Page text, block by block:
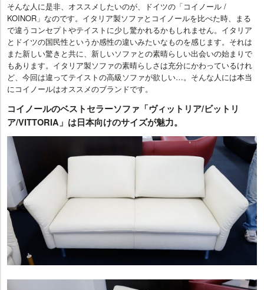
そんな人に是非、オススメしたいのが、ドイツの「コイノール /
KOINOR」なのです。イタリア製ソファとコイノールを比べた時、まる
で違うコンセプトやテイストに少し驚かれるかもしれません。イタリア
とドイツの国民性というか感性の違いみたいなものを感じます。それは
また新しい驚きと共に、新しいソファとの素晴らしい出会いの始まりで
もあります。イタリア製ソファの素晴らしさは充分にかわっているけれ
ど、今回は違ってテイストの高級ソファが欲しい…。そんな人には本当
にコイノールはオススメのブランドです。
コイノールのベストセラーソファ「ヴィットリア/ビットリ
ア/VITTORIA」は日本向けのサイズが魅力。